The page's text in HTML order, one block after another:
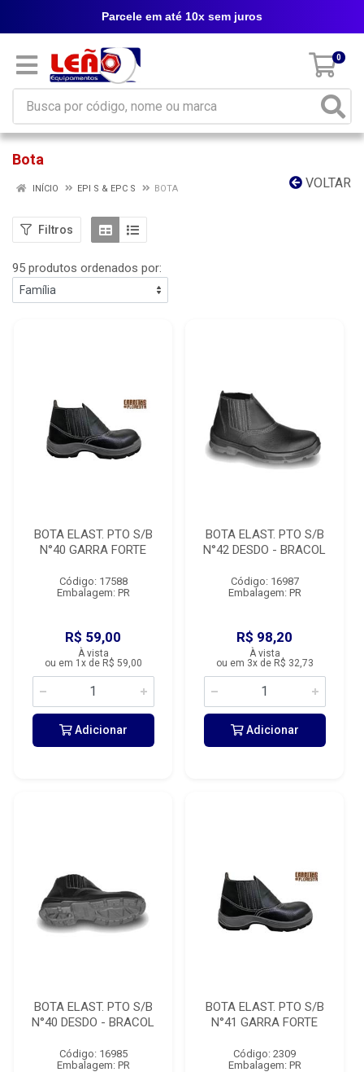
0
Parcele em até 10x sem juros
Bota
VOLTAR
INÍCIO EPI S & EPC S BOTA
Filtros
95 produtos ordenados por:
BOTA ELAST. PTO S/B
N°40 GARRA FORTE
Código: 17588
Embalagem: PR
R$ 59,00
À vista
ou em 1x de R$ 59,00
Adicionar
BOTA ELAST. PTO S/B
N°42 DESDO - BRACOL
Código: 16987
Embalagem: PR
R$ 98,20
À vista
ou em 3x de R$ 32,73
Adicionar
BOTA ELAST. PTO S/B
N°40 DESDO - BRACOL
Código: 16985
Embalagem: PR
BOTA ELAST. PTO S/B
N°41 GARRA FORTE
Código: 2309
Embalagem: PR